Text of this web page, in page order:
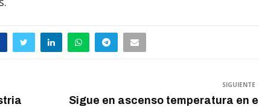
SIGUIENTE
Sigue en ascenso temperatura en